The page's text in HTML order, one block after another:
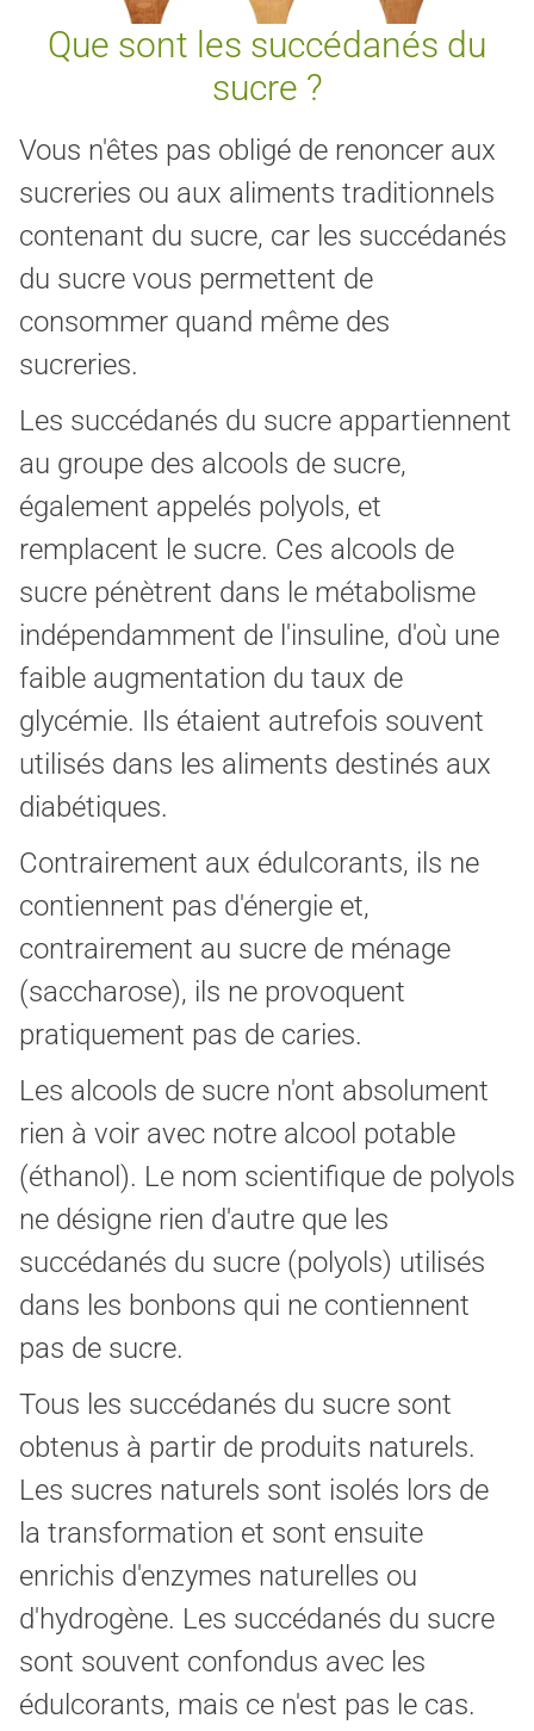
Que sont les succédanés du
sucre ?
Vous n'êtes pas obligé de renoncer aux
sucreries ou aux aliments traditionnels
contenant du sucre, car les succédanés
du sucre vous permettent de
consommer quand même des
sucreries.
Les succédanés du sucre appartiennent
au groupe des alcools de sucre,
également appelés polyols, et
remplacent le sucre. Ces alcools de
sucre pénètrent dans le métabolisme
indépendamment de l'insuline, d'où une
faible augmentation du taux de
glycémie. Ils étaient autrefois souvent
utilisés dans les aliments destinés aux
diabétiques.
Contrairement aux édulcorants, ils ne
contiennent pas d'énergie et,
contrairement au sucre de ménage
(saccharose), ils ne provoquent
pratiquement pas de caries.
Les alcools de sucre n'ont absolument
rien à voir avec notre alcool potable
(éthanol). Le nom scientifique de polyols
ne désigne rien d'autre que les
succédanés du sucre (polyols) utilisés
dans les bonbons qui ne contiennent
pas de sucre.
Tous les succédanés du sucre sont
obtenus à partir de produits naturels.
Les sucres naturels sont isolés lors de
la transformation et sont ensuite
enrichis d'enzymes naturelles ou
d'hydrogène. Les succédanés du sucre
sont souvent confondus avec les
édulcorants, mais ce n'est pas le cas.